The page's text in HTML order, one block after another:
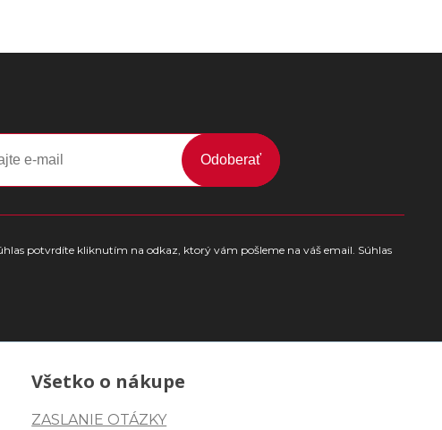
Odoberať
potvrdíte kliknutím na odkaz, ktorý vám pošleme na váš email. Súhlas
Všetko o nákupe
ZASLANIE OTÁZKY